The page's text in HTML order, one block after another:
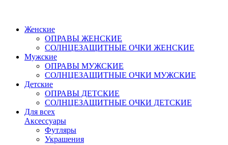
Женские
ОПРАВЫ ЖЕНСКИЕ
СОЛНЦЕЗАЩИТНЫЕ ОЧКИ ЖЕНСКИЕ
Мужские
ОПРАВЫ МУЖСКИЕ
СОЛНЦЕЗАЩИТНЫЕ ОЧКИ МУЖСКИЕ
Детские
ОПРАВЫ ДЕТСКИЕ
СОЛНЦЕЗАЩИТНЫЕ ОЧКИ ДЕТСКИЕ
Для всех
Аксессуары
Футляры
Украшения